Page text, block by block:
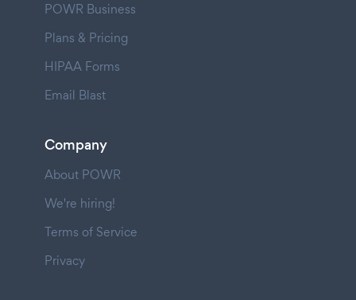
POWR Business
Plans & Pricing
HIPAA Forms
Email Blast
Company
About POWR
We're hiring!
Terms of Service
Privacy